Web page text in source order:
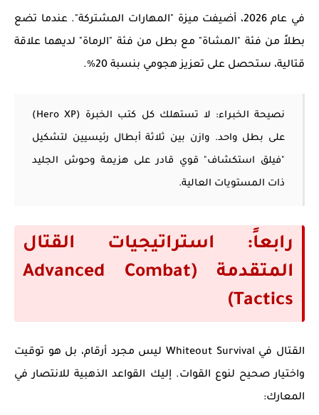
في عام 2026، أضيفت ميزة "المهارات المشتركة". عندما تضع
بطلاً من فئة "المشاة" مع بطل من فئة "الرماة" لديهما علاقة
قتالية، ستحصل على تعزيز هجومي بنسبة 20%.
نصيحة الخبراء: لا تستهلك كل كتب الخبرة (Hero XP)
على بطل واحد. وازن بين ثلاثة أبطال رئيسيين لتشكيل
"فيلق استكشاف" قوي قادر على هزيمة وحوش الجليد
ذات المستويات العالية.
رابعاً: استراتيجيات القتال
المتقدمة (Advanced Combat
Tactics)
القتال في Whiteout Survival ليس مجرد أرقام، بل هو توقيت
واختيار صحيح لنوع القوات. إليك القواعد الذهبية للانتصار في
المعارك: